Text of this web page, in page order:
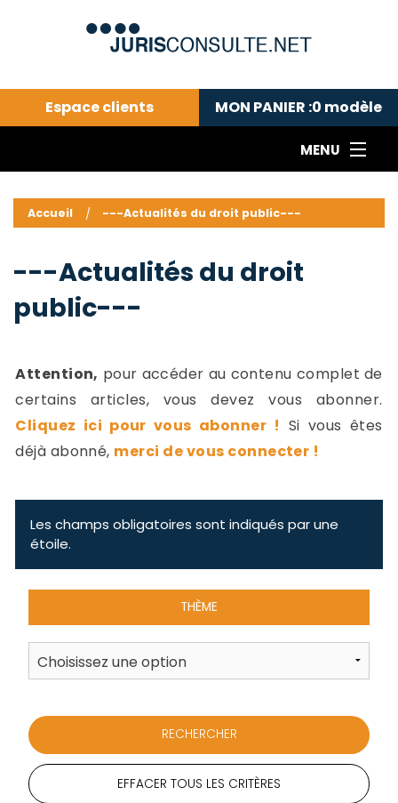
Espace clients MON PANIER :0 modèle
MENU
---Actualités du droit public---
Droit pénal---
Droit privé ---
Abonnement aux actualités
Accueil ---Actualités du droit public---
---Actualités du droit
public---
Attention, pour accéder au contenu complet de
certains articles, vous devez vous abonner.
Cliquez ici pour vous abonner ! Si vous êtes
déjà abonné, merci de vous connecter !
Les champs obligatoires sont indiqués par une
étoile.
THÈME
EFFACER TOUS LES CRITÈRES